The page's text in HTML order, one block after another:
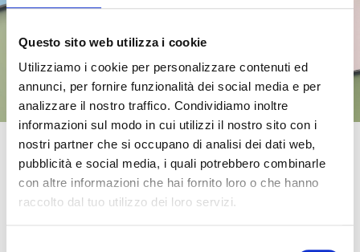
Questo sito web utilizza i cookie
Utilizziamo i cookie per personalizzare contenuti ed
annunci, per fornire funzionalità dei social media e per
analizzare il nostro traffico. Condividiamo inoltre
informazioni sul modo in cui utilizzi il nostro sito con i
nostri partner che si occupano di analisi dei dati web,
pubblicità e social media, i quali potrebbero combinarle
con altre informazioni che hai fornito loro o che hanno
raccolto dal tuo utilizzo dei loro servizi.
EDUCAZIONE AMBIENTALE
Nasce un nuovo strumento di